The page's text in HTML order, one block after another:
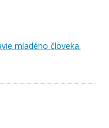
mladého človeka.